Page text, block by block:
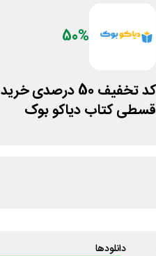
50%
کد تخفیف 50 درصدی خرید
قسطی کتاب دیاکو بوک
دانلود‌ها